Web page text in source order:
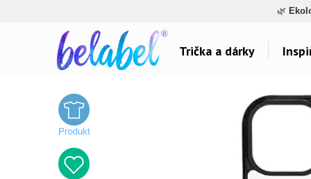
🌿
Trička a dárky
Dárky pro..
Dárky pro maminku
Dárky pro ségru
Dárky pro tátu
Dárky pro bráchu
Inspirace na
Hlášky